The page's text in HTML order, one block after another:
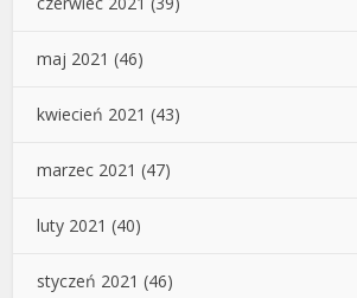
maj 2021 (46)
kwiecień 2021 (43)
marzec 2021 (47)
luty 2021 (40)
styczeń 2021 (46)